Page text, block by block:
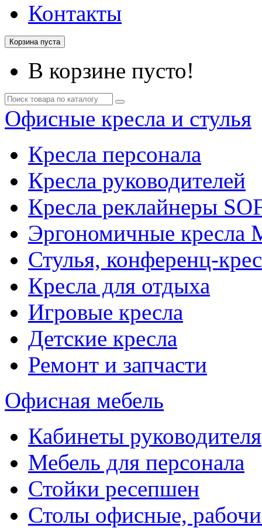
Контакты
Корзина пуста
В корзине пусто!
Офисные кресла и стулья
Кресла персонала
Кресла руководителей
Кресла реклайнеры
Эргономичные
Стулья, конференц-
Кресла для отдыха
Игровые кресла
Детские кресла
Ремонт и запчасти
Офисная мебель
Кабинеты руководителя
Мебель для персонала
Стойки ресепшен
Столы офисные,